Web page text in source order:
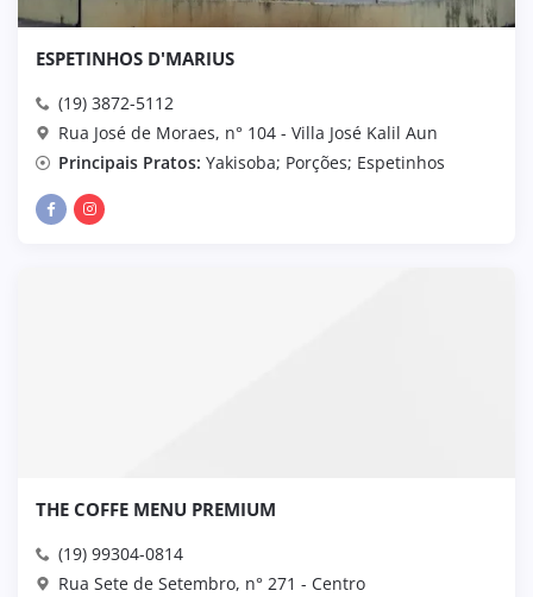
ESPETINHOS D'MARIUS
(19) 3872-5112
Rua José de Moraes, n° 104 - Villa José Kalil Aun
Principais Pratos: Yakisoba; Porções; Espetinhos
THE COFFE MENU PREMIUM
(19) 99304-0814
Rua Sete de Setembro, n° 271 - Centro